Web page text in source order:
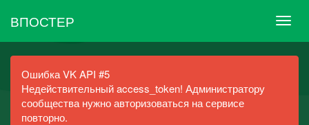
ВПОСТЕР
Ошибка VK API #5
Недействительный access_token! Администратору
сообщества нужно авторизоваться на сервисе
повторно.